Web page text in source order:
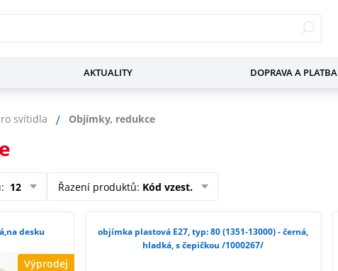
AKTUALITY DOPRAVA A PLATBA
svítidla Objímky, redukce
: 12 Řazení produktů: Kód vzest.
Výprodej
desku
objímka plastová E27, typ: 80 (1351-13000) - černá,
hladká, s čepičkou /1000267/